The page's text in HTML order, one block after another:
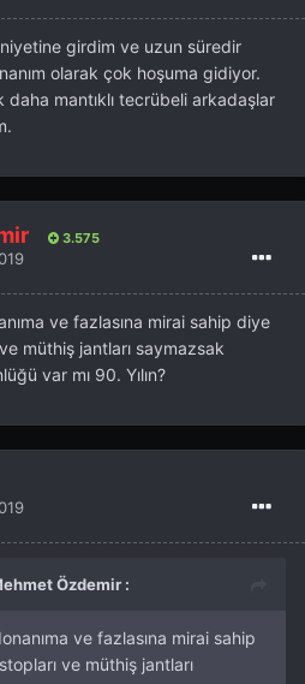
girdim ve uzun süredir
olarak çok hoşuma gidiyor.
daha mantıklı tecrübeli arkadaşlar
3.575
ve fazlasına mirai sahip diye
müthiş jantları saymazsak
var mı 90. Yılın?
Özdemir :
ve fazlasına mirai sahip
ve müthiş jantları